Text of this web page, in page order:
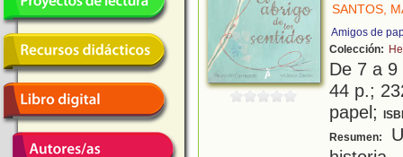
SANTOS,
Amigos de
Colección:
De 7 a
44 p.;
papel;
Resumen: